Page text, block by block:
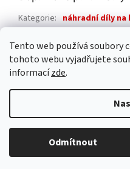
Tento web používá soubory
tohoto webu vyjadřujete
informacízde.
Odmítnout
Kategorie: náhradní díly na
Hmotnost
0.1 kg
Copyright 2026AAA pro dům